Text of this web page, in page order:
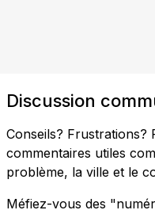
Discussion
Conseils? Frustrations?
commentaires utiles
problème, la ville et le
Méfiez-vous des